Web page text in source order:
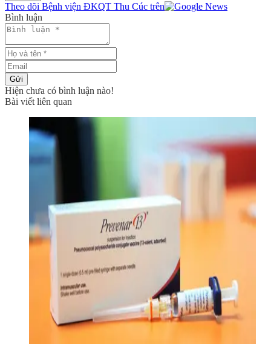
Theo dõi Bệnh viện ĐKQT Thu Cúc trên
Bình luận
Gửi
Hiện chưa có bình luận nào!
Bài viết liên quan